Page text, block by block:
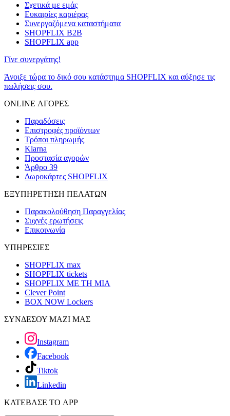
Σχετικά με εμάς
Ευκαιρίες καριέρας
Συνεργαζόμενα καταστήματα
SHOPFLIX B2B
SHOPFLIX app
Γίνε συνεργάτης!
Άνοιξε τώρα το δικό σου κατάστημα SHOPFLIX και αύξησε τις
πωλήσεις σου.
ONLINE ΑΓΟΡΕΣ
Παραδόσεις
Επιστροφές προϊόντων
Τρόποι πληρωμής
Klarna
Προστασία αγορών
Άρθρο 39
Δωροκάρτες SHOPFLIX
ΕΞΥΠΗΡΕΤΗΣΗ ΠΕΛΑΤΩΝ
Παρακολούθηση Παραγγελίας
Συχνές ερωτήσεις
Επικοινωνία
ΥΠΗΡΕΣΙΕΣ
SHOPFLIX max
SHOPFLIX tickets
SHOPFLIX ΜΕ ΤΗ ΜΙΑ
Clever Point
BOX NOW Lockers
ΣΥΝΔΕΣΟΥ ΜΑΖΙ ΜΑΣ
Instagram
Facebook
Tiktok
Linkedin
ΚΑΤΕΒΑΣΕ ΤΟ APP